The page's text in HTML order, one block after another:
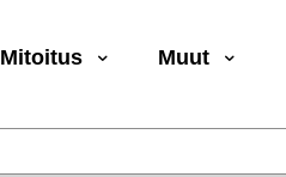
Mitoitus Muut